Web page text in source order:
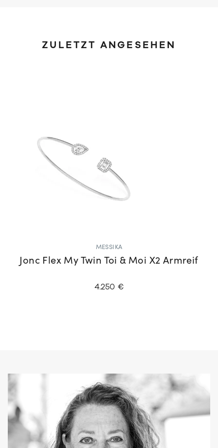
ZULETZT ANGESEHEN
MESSIKA
Jonc Flex My Twin Toi & Moi X2 Armreif
4.250 €